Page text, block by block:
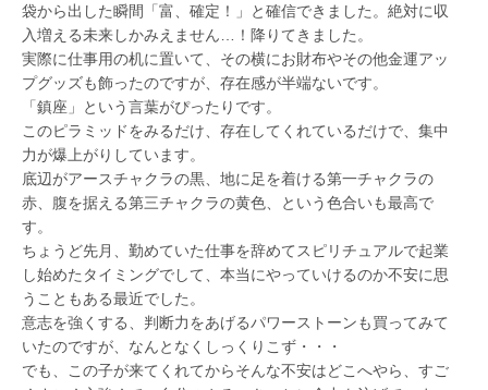
袋から出した瞬間「富、確定！」と確信できました。絶対に収
入増える未来しかみえません…！降りてきました。
実際に仕事用の机に置いて、その横にお財布やその他金運アッ
プグッズも飾ったのですが、存在感が半端ないです。
「鎮座」という言葉がぴったりです。
このピラミッドをみるだけ、存在してくれているだけで、集中
力が爆上がりしています。
底辺がアースチャクラの黒、地に足を着ける第一チャクラの
赤、腹を据える第三チャクラの黄色、という色合いも最高で
す。
ちょうど先月、勤めていた仕事を辞めてスピリチュアルで起業
し始めたタイミングでして、本当にやっていけるのか不安に思
うこともある最近でした。
意志を強くする、判断力をあげるパワーストーンも買ってみて
いたのですが、なんとなくしっくりこず・・・
でも、この子が来てくれてからそんな不安はどこへやら、すご